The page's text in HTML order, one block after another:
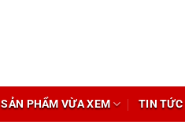
SẢN PHẨM VỪA XEM TIN TỨC